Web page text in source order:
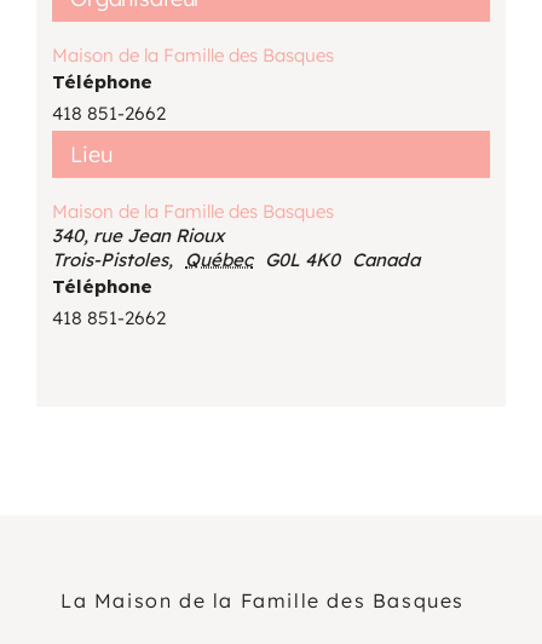
Lieu
Maison de la Famille des Basques
340, rue Jean Rioux
Trois-Pistoles, Québec G0L 4K0 Canada
Téléphone
418 851-2662
Maison de la Famille des Basques
Téléphone
418 851-2662
La Maison de la Famille des Basques